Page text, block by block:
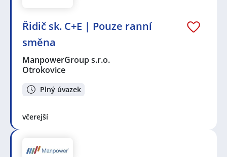
Řidič sk. C+E | Pouze ranní
směna
ManpowerGroup s.r.o.
Otrokovice
Plný úvazek
včerejší